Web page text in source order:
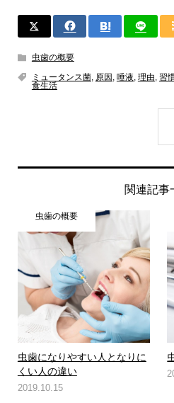
虫歯の概要
ミュータンス菌, 原因 , 唾液, 理由, 習
食生活
関連記事
虫歯の概要
虫歯になりやすい人となりに
くい人の違い
2019.10.15